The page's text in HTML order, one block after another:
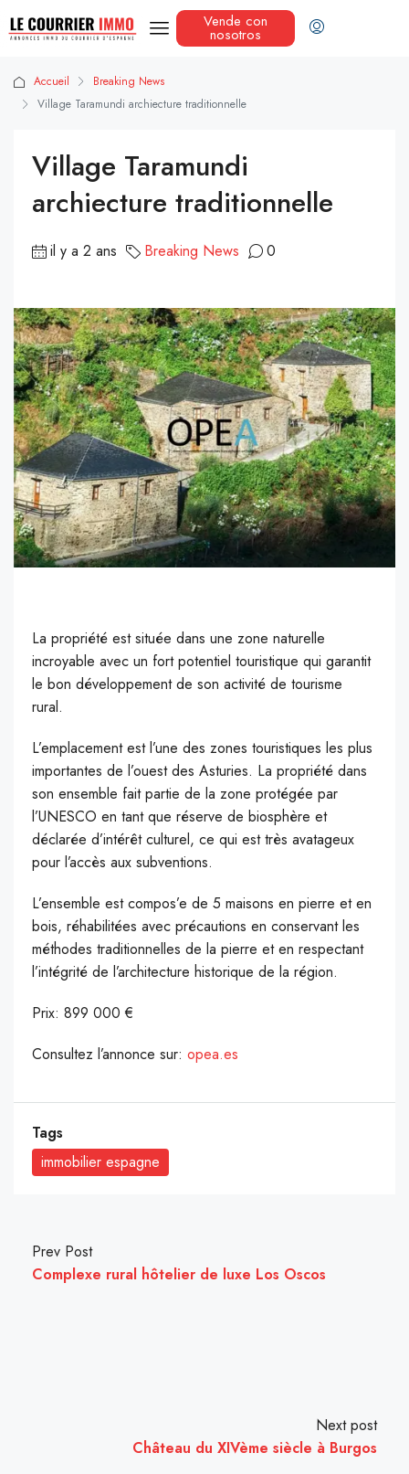
Vende con
nosotros
Accueil
Breaking News
Village Taramundi archiecture traditionnelle
Village Taramundi
archiecture traditionnelle
il y a 2 ans Breaking News 0
La propriété est située dans une zone naturelle
incroyable avec un fort potentiel touristique qui garantit
le bon développement de son activité de tourisme
rural.
L’emplacement est l’une des zones touristiques les plus
importantes de l’ouest des Asturies. La propriété dans
son ensemble fait partie de la zone protégée par
l’UNESCO en tant que réserve de biosphère et
déclarée d’intérêt culturel, ce qui est très avatageux
pour l’accès aux subventions.
L’ensemble est compos’e de 5 maisons en pierre et en
bois, réhabilitées avec précautions en conservant les
méthodes traditionnelles de la pierre et en respectant
l’intégrité de l’architecture historique de la région.
Prix: 899 000 €
Consultez l’annonce sur: opea.es
Tags
immobilier espagne
Prev Post
Complexe rural hôtelier de luxe Los Oscos
Next post
Château du XIVème siècle à Burgos